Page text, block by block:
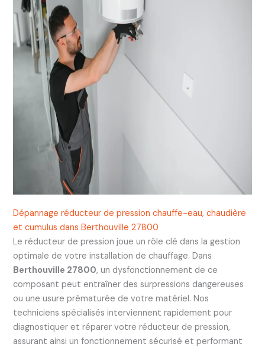
Dépannage réducteur de pression chauffe-eau, chaudière
et cumulus dans Berthouville 27800
Le réducteur de pression joue un rôle clé dans la gestion
optimale de votre installation de chauffage. Dans
Berthouville 27800, un dysfonctionnement de ce
composant peut entraîner des surpressions dangereuses
ou une usure prématurée de votre matériel. Nos
techniciens spécialisés interviennent rapidement pour
diagnostiquer et réparer votre réducteur de pression,
assurant ainsi un fonctionnement sécurisé et performant